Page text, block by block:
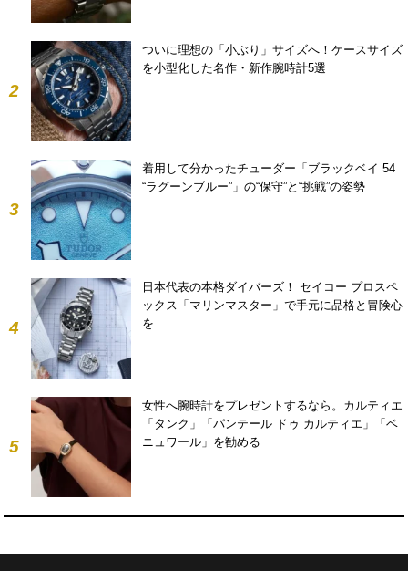
2
ついに理想の「小ぶり」サイズへ！ケースサイズ
を小型化した名作・新作腕時計5選
3
着用して分かったチューダー「ブラックベイ 54
“ラグーンブルー”」の“保守”と“挑戦”の姿勢
4
日本代表の本格ダイバーズ！ セイコー プロスペ
ックス「マリンマスター」で手元に品格と冒険心
を
5
女性へ腕時計をプレゼントするなら。カルティエ
「タンク」「パンテール ドゥ カルティエ」「ベ
ニュワール」を勧める